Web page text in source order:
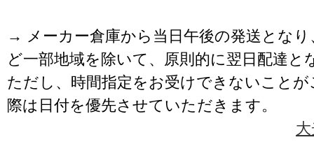
→ メーカー倉庫から当日午後の発送となり
ど一部地域を除いて、原則的に翌日配達と
ただし、時間指定をお受けできないこと
際は日付を優先させていただきます。